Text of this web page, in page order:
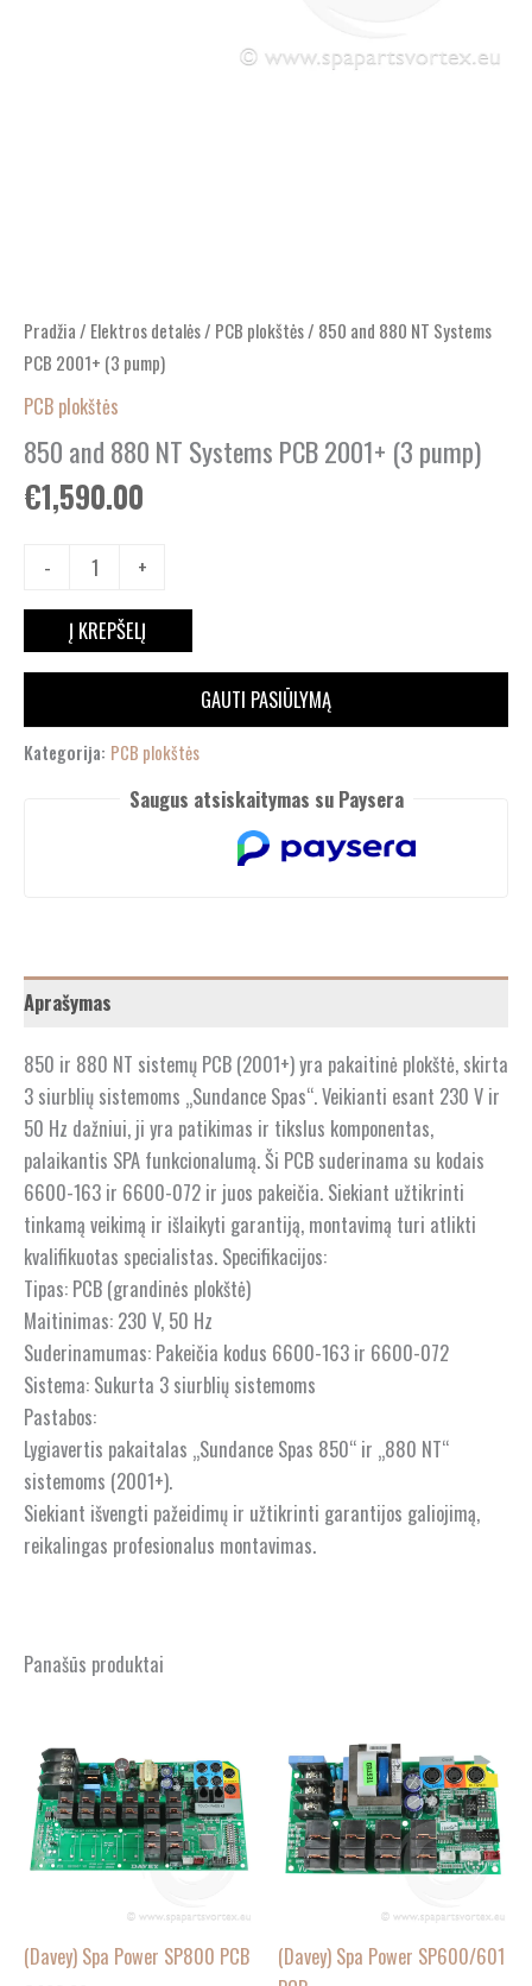
Pradžia / Elektros detalės/ PCB plokštės/ 850 and 880 NT Systems
PCB 2001+ (3 pump)
PCB plokštės
850 and 880 NT Systems PCB 2001+ (3 pump)
€1,590.00
- +
Į KREPŠELĮ
GAUTI PASIŪLYMĄ
Kategorija: PCB plokštės
Saugus atsiskaitymas su Paysera
Aprašymas
850 ir 880 NT sistemų PCB (2001+) yra pakaitinė plokštė, skirta
3 siurblių sistemoms „Sundance Spas“. Veikianti esant 230 V ir
50 Hz dažniui, ji yra patikimas ir tikslus komponentas,
palaikantis SPA funkcionalumą. Ši PCB suderinama su kodais
6600-163 ir 6600-072 ir juos pakeičia. Siekiant užtikrinti
tinkamą veikimą ir išlaikyti garantiją, montavimą turi atlikti
kvalifikuotas specialistas. Specifikacijos:
Tipas: PCB (grandinės plokštė)
Maitinimas: 230 V, 50 Hz
Suderinamumas: Pakeičia kodus 6600-163 ir 6600-072
Sistema: Sukurta 3 siurblių sistemoms
Pastabos:
Lygiavertis pakaitalas „Sundance Spas 850“ ir „880 NT“
sistemoms (2001+).
Siekiant išvengti pažeidimų ir užtikrinti garantijos galiojimą,
reikalingas profesionalus montavimas.
Panašūs produktai
(Davey) Spa Power SP800 PCB
(Davey) Spa Power SP600/601